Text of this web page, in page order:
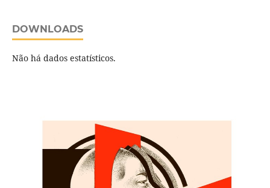
DOWNLOADS
Não há dados estatísticos.